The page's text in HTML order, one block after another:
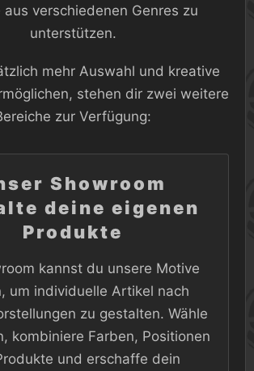
aus verschiedenen Genres zu
unterstützen.
mehr Auswahl und kreative
stehen dir zwei weitere
zur Verfügung:
Showroom
deine eigenen
Produkte
kannst du unsere Motive
um individuelle Artikel nach
zu gestalten. Wähle
kombiniere Farben, Positionen
und erschaffe dein